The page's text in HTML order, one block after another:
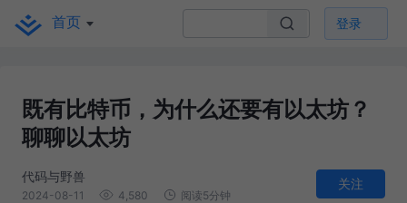
首页 登录
既有比特币，为什么还要有以太坊？
聊聊以太坊
代码与野兽
2024-08-11 4,580 阅读5分钟
关注